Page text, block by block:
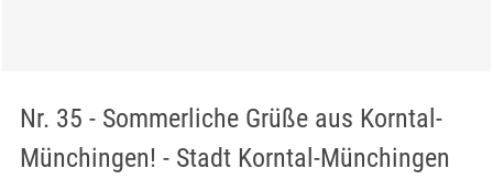
Nr. 35 - Sommerliche Grüße aus Korntal-
Münchingen! - Stadt Korntal-Münchingen